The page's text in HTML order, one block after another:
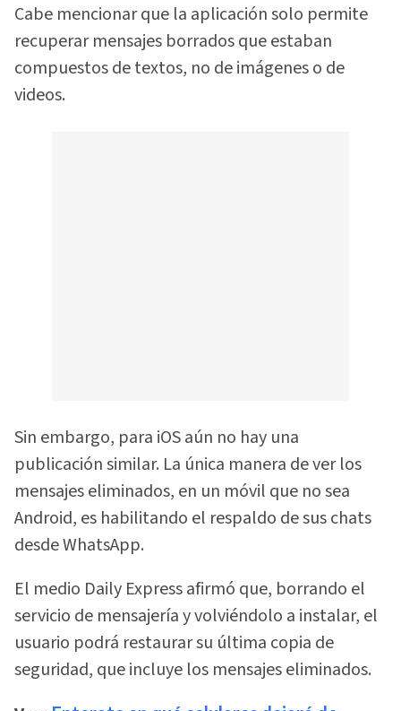
Cabe mencionar que la aplicación solo permite
recuperar mensajes borrados que estaban
compuestos de textos, no de imágenes o de
videos.
Sin embargo, para iOS aún no hay una
publicación similar. La única manera de ver los
mensajes eliminados, en un móvil que no sea
Android, es habilitando el respaldo de sus chats
desde WhatsApp.
El medio Daily Express afirmó que, borrando el
servicio de mensajería y volviéndolo a instalar, el
usuario podrá restaurar su última copia de
seguridad, que incluye los mensajes eliminados.